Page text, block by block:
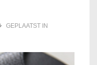
GEPLAATST IN